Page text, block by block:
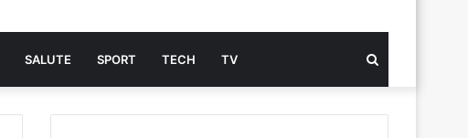
SALUTE SPORT TECH TV
...